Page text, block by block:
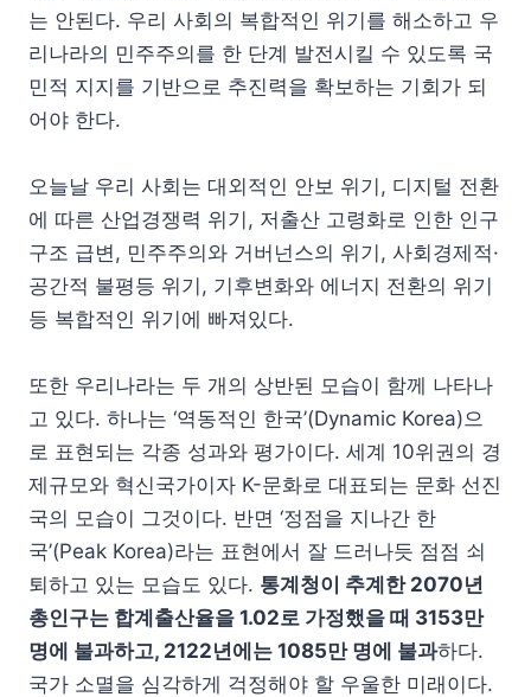
는 안된다. 우리 사회의 복합적인 위기를 해소하고 우
리나라의 민주주의를 한 단계 발전시킬 수 있도록 국
민적 지지를 기반으로 추진력을 확보하는 기회가 되
어야 한다.
오늘날 우리 사회는 대외적인 안보 위기, 디지털 전환
에 따른 산업경쟁력 위기, 저출산 고령화로 인한 인구
구조 급변, 민주주의와 거버넌스의 위기, 사회경제적·
공간적 불평등 위기, 기후변화와 에너지 전환의 위기
등 복합적인 위기에 빠져있다.
또한 우리나라는 두 개의 상반된 모습이 함께 나타나
고 있다. 하나는 ‘역동적인 한국’(Dynamic Korea)으
로 표현되는 각종 성과와 평가이다. 세계 10위권의 경
제규모와 혁신국가이자 K-문화로 대표되는 문화 선진
국의 모습이 그것이다. 반면 ‘정점을 지나간 한
국’(Peak Korea)라는 표현에서 잘 드러나듯 점점 쇠
퇴하고 있는 모습도 있다. 통계청이 추계한 2070년
총인구는 합계출산율을 1.02로 가정했을 때 3153만
명에 불과하고, 2122년에는 1085만 명에 불과하다.
국가 소멸을 심각하게 걱정해야 할 우울한 미래이다.